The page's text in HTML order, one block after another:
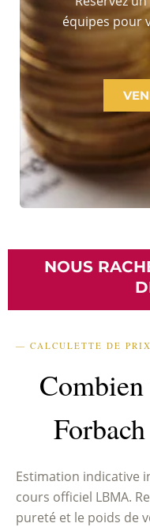
équipes pour
NOUS
— CALCULETTE DE PRIX
Estimation indicative
cours officiel LBMA.
pureté et le poids de